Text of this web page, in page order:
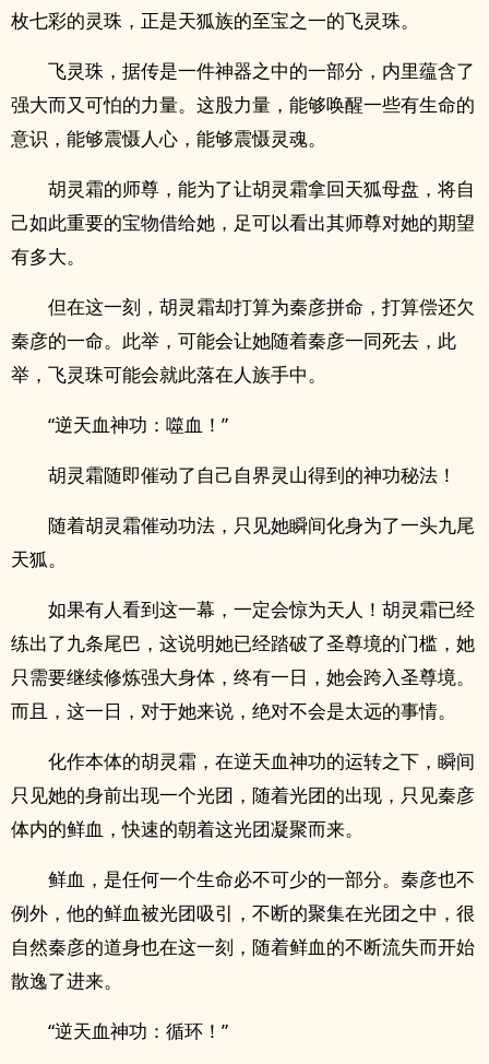
枚七彩的灵珠，正是天狐族的至宝之一的飞灵珠。
飞灵珠，据传是一件神器之中的一部分，内里蕴含了
强大而又可怕的力量。这股力量，能够唤醒一些有生命的
意识，能够震慑人心，能够震慑灵魂。
胡灵霜的师尊，能为了让胡灵霜拿回天狐母盘，将自
己如此重要的宝物借给她，足可以看出其师尊对她的期望
有多大。
但在这一刻，胡灵霜却打算为秦彦拼命，打算偿还欠
秦彦的一命。此举，可能会让她随着秦彦一同死去，此
举，飞灵珠可能会就此落在人族手中。
“逆天血神功：噬血！”
胡灵霜随即催动了自己自界灵山得到的神功秘法！
随着胡灵霜催动功法，只见她瞬间化身为了一头九尾
天狐。
如果有人看到这一幕，一定会惊为天人！胡灵霜已经
练出了九条尾巴，这说明她已经踏破了圣尊境的门槛，她
只需要继续修炼强大身体，终有一日，她会跨入圣尊境。
而且，这一日，对于她来说，绝对不会是太远的事情。
化作本体的胡灵霜，在逆天血神功的运转之下，瞬间
只见她的身前出现一个光团，随着光团的出现，只见秦彦
体内的鲜血，快速的朝着这光团凝聚而来。
鲜血，是任何一个生命必不可少的一部分。秦彦也不
例外，他的鲜血被光团吸引，不断的聚集在光团之中，很
自然秦彦的道身也在这一刻，随着鲜血的不断流失而开始
散逸了进来。
“逆天血神功：循环！”